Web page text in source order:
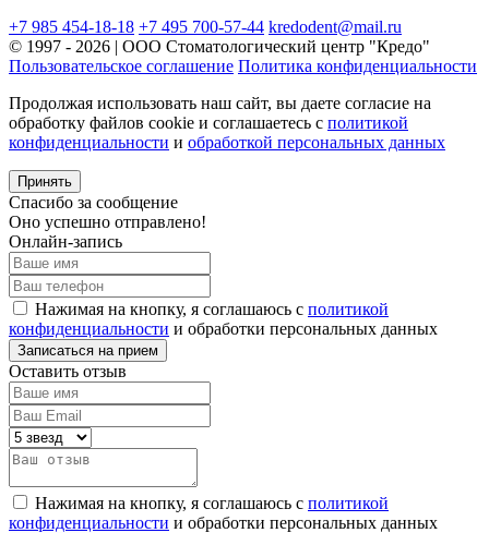
+7 985 454-18-18 +7 495 700-57-44 kredodent@mail.ru
© 1997 - 2026 | ООО Стоматологический центр "Кредо"
Пользовательское соглашение Политика конфиденциальности
Продолжая использовать наш сайт, вы даете согласие на
обработку файлов cookie и соглашаетесь с политикой
конфиденциальности и обработкой персональных данных
Принять
Спасибо за сообщение
Оно успешно отправлено!
Онлайн-запись
Нажимая на кнопку, я соглашаюсь с политикой
конфиденциальности и обработки персональных данных
Оставить отзыв
Нажимая на кнопку, я соглашаюсь с политикой
конфиденциальности и обработки персональных данных